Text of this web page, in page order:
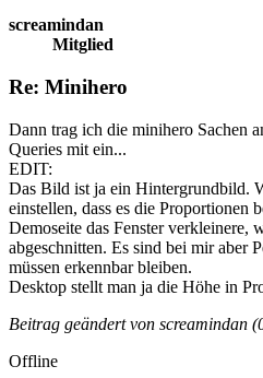
screamindan
Mitglied
Re: Minihero
Dann trag ich die minihero Sachen
Queries mit ein...
EDIT:
Das Bild ist ja ein Hintergrundbild.
einstellen, dass es die Proportionen
Demoseite das Fenster verkleinere,
abgeschnitten. Es sind bei mir aber
müssen erkennbar bleiben.
Desktop stellt man ja die Höhe in
Beitrag geändert von screamindan
Offline